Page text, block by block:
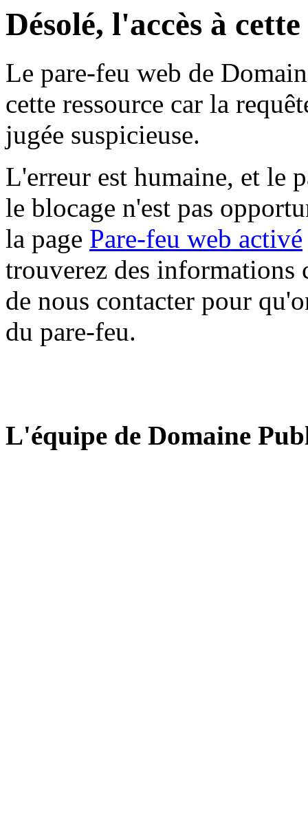
Désolé, l'accès à
Le pare-feu web de
cette ressource car la
jugée suspicieuse.
L'erreur est humaine, et le
le blocage n'est pas
la page Pare-feu web activé
trouverez des informations
de nous contacter pour
du pare-feu.
L'équipe de Domaine